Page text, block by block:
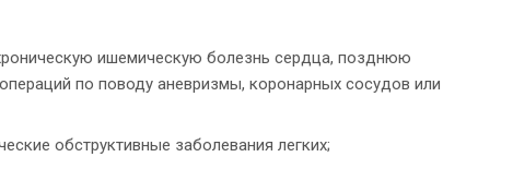
ишемическую болезнь сердца, позднюю
по поводу аневризмы, коронарных сосудов или
обструктивные заболевания легких;